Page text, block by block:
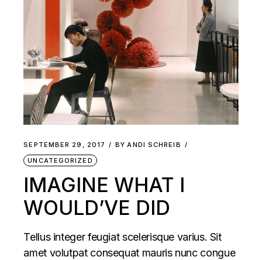
SEPTEMBER 29, 2017 BY ANDI SCHREIB
UNCATEGORIZED
IMAGINE WHAT I
WOULD’VE DID
Tellus integer feugiat scelerisque varius. Sit
amet volutpat consequat mauris nunc congue